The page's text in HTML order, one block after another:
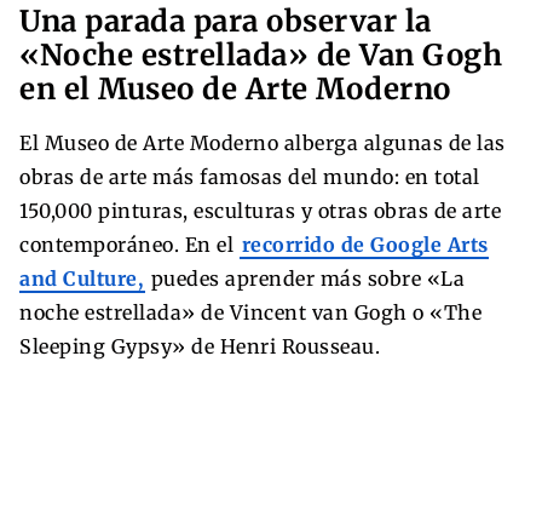
Una parada para observar la
«Noche estrellada» de Van Gogh
en el Museo de Arte Moderno
El Museo de Arte Moderno alberga algunas de las
obras de arte más famosas del mundo: en total
150,000 pinturas, esculturas y otras obras de arte
contemporáneo. En el recorrido de Google Arts
and Culture, puedes aprender más sobre «La
noche estrellada» de Vincent van Gogh o «The
Sleeping Gypsy» de Henri Rousseau.